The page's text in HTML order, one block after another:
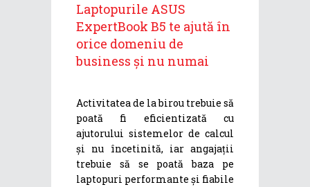
Laptopurile ASUS
ExpertBook B5 te ajută în
orice domeniu de
business și nu numai
Activitatea de la birou trebuie să
poată fi eficientizată cu
ajutorului sistemelor de calcul
și nu încetinită, iar angajații
trebuie să se poată baza pe
laptopuri performante și fiabile